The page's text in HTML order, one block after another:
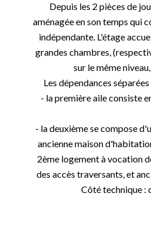
Depuis les 2 pièces de
aménagée en son temps qui
indépendante. L'étage
grandes chambres,
sur le même
Les dépendances
- la première aile consiste
- la deuxième se compose
ancienne maison
2ème logement à vocation
des accès traversants, et
Côté technique :